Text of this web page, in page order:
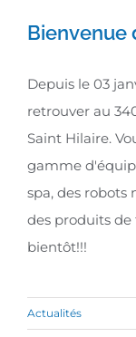
Bienvenue
Depuis le 03
retrouver au
Saint Hilaire.
gamme
spa, des robots
des produits de
bientôt!!!
Actualités